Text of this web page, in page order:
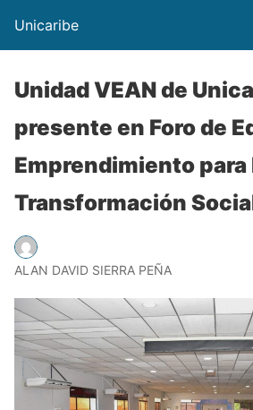
Unicaribe
Unidad VEAN de
presente en Foro de
Emprendimiento para
Transformación
ALAN DAVID SIERRA PEÑA